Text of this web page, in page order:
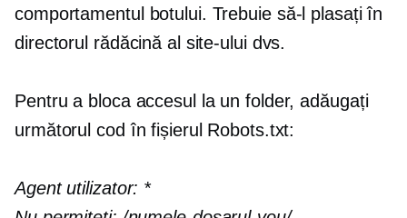
comportamentul botului. Trebuie să-l plasați în
directorul rădăcină al site-ului dvs.
Pentru a bloca accesul la un folder, adăugați
următorul cod în fișierul Robots.txt:
Agent utilizator: *